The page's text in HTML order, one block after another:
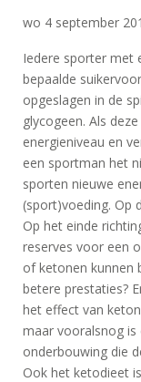
wo 4 september
Iedere sporter met
bepaalde
opgeslagen in de
glycogeen. Als
energieniveau en
een sportman het
sporten nieuwe
(sport)voeding. Op
Op het einde
reserves voor een
of ketonen kunnen
betere prestaties?
het effect van
maar vooralsnog is
onderbouwing die
Ook het ketodieet
EN
HERSTEL
SPORT
EN
DIEET
MAXIM
TRAINING
CIRKEL
MAXIM
FEEDS
BLUE
NANA
BLOG